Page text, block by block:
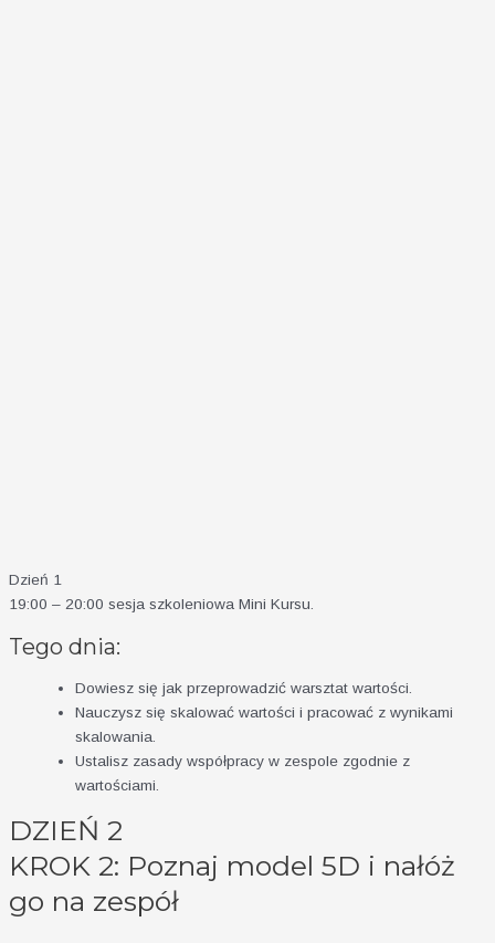
Dzień 1
19:00 – 20:00 sesja szkoleniowa Mini Kursu.
Tego dnia:
Dowiesz się jak przeprowadzić warsztat wartości.
Nauczysz się skalować wartości i pracować z wynikami
skalowania.
Ustalisz zasady współpracy w zespole zgodnie z
wartościami.
DZIEŃ 2
KROK 2: Poznaj model 5D i nałóż
go na zespół